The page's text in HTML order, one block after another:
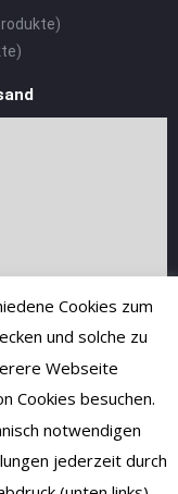
Cookies zum
und solche zu
Webseite
Cookies besuchen.
notwendigen
jederzeit durch